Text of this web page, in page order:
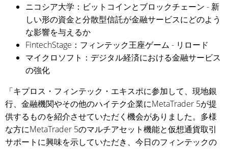
ニコシア大学：ビットコインとブロックチェーン - 新
しい形の資金と分散型信託が金融サービスにどのよう
な影響を与えるか
FintechStage：フィンテック王座ゲーム - リロード
マイクロソフト：デジタル経済における金融サービス
の強化
「キプロス・フィンテック・エキスポに参加して、現地銀
行、金融機関やその他のハイテク企業にMetaTrader 5が提
供するものを紹介させていただく機会がありました。多様
な方にMetaTrader 5のマルチアセット機能と仮想通貨取引
サポートに興味を示していただき、今日のフィンテックの